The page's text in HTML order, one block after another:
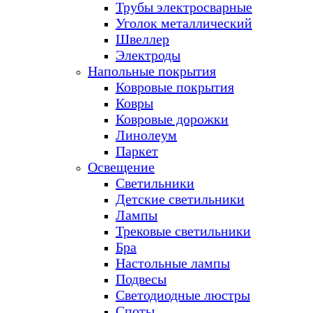
Трубы электросварные
Уголок металлический
Швеллер
Электроды
Напольные покрытия
Ковровые покрытия
Ковры
Ковровые дорожки
Линолеум
Паркет
Освещение
Светильники
Детские светильники
Лампы
Трековые светильники
Бра
Настольные лампы
Подвесы
Светодиодные люстры